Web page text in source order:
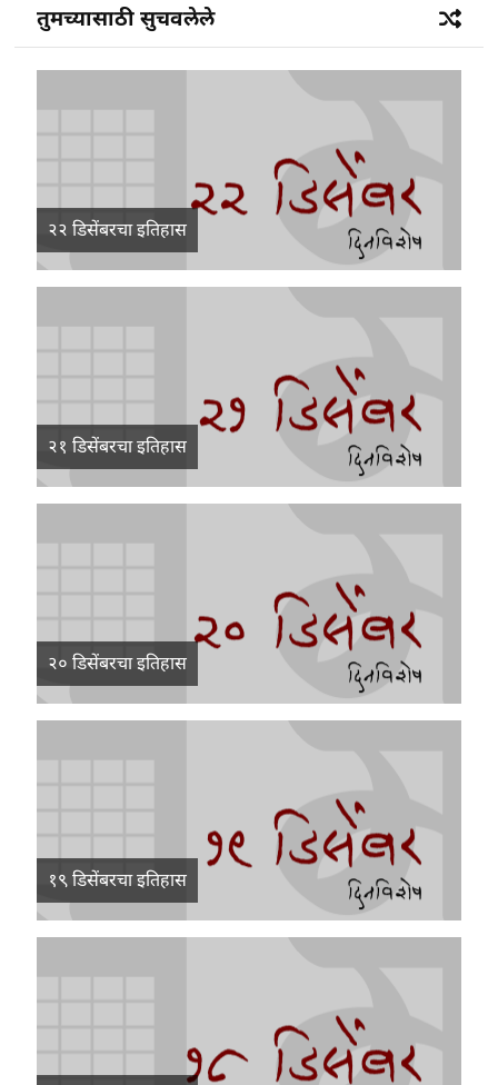
तुमच्यासाठी सुचवलेले
२२ डिसेंबरचा इतिहास
२१ डिसेंबरचा इतिहास
२० डिसेंबरचा इतिहास
१९ डिसेंबरचा इतिहास